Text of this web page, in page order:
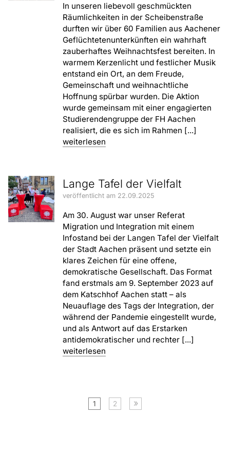
In unseren liebevoll geschmückten
Räumlichkeiten in der Scheibenstraße
durften wir über 60 Familien aus Aachener
Geflüchtetenunterkünften ein wahrhaft
zauberhaftes Weihnachtsfest bereiten. In
warmem Kerzenlicht und festlicher Musik
entstand ein Ort, an dem Freude,
Gemeinschaft und weihnachtliche
Hoffnung spürbar wurden. Die Aktion
wurde gemeinsam mit einer engagierten
Studierendengruppe der FH Aachen
realisiert, die es sich im Rahmen [...]
weiterlesen
Lange Tafel der Vielfalt
veröffentlicht am 22.09.2025
Am 30. August war unser Referat
Migration und Integration mit einem
Infostand bei der Langen Tafel der Vielfalt
der Stadt Aachen präsent und setzte ein
klares Zeichen für eine offene,
demokratische Gesellschaft. Das Format
fand erstmals am 9. September 2023 auf
dem Katschhof Aachen statt – als
Neuauflage des Tags der Integration, der
während der Pandemie eingestellt wurde,
und als Antwort auf das Erstarken
antidemokratischer und rechter [...]
weiterlesen
1 2 »